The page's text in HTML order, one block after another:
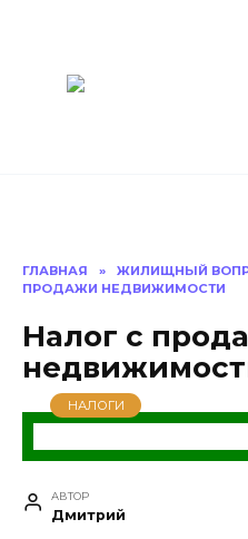
ГЛАВНАЯ » ЖИЛИЩНЫЙ
ПРОДАЖИ НЕДВИЖИМОСТИ
Налог с
НАЛОГИ
АВТОР
Дмитрий